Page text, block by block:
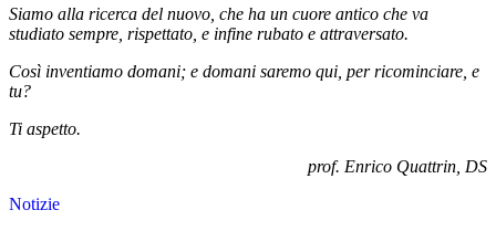
Siamo alla ricerca del nuovo, che ha un cuore antico che va
studiato sempre, rispettato, e infine rubato e attraversato.
Così inventiamo domani; e domani saremo qui, per ricominciare, e
tu?
Ti aspetto.
prof. Enrico Quattrin, DS
Notizie